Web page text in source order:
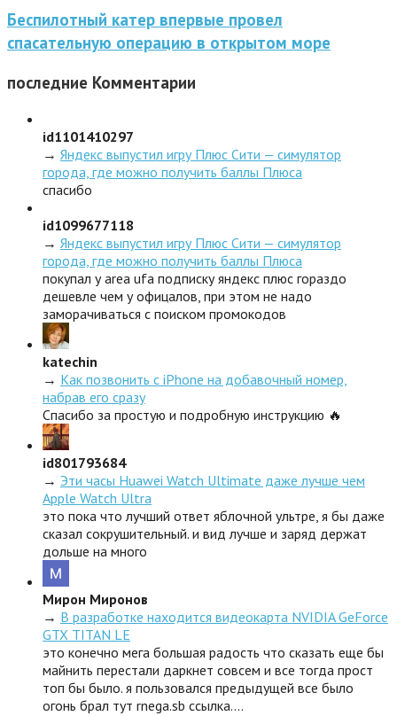
Беспилотный катер впервые провел
спасательную операцию в открытом море
последние Комментарии
id1101410297
→ Яндекс выпустил игру Плюс Сити — симулятор
города, где можно получить баллы Плюса
спасибо
id1099677118
→ Яндекс выпустил игру Плюс Сити — симулятор
города, где можно получить баллы Плюса
покупал у area ufa подписку яндекс плюс гораздо
дешевле чем у офицалов, при этом не надо
заморачиваться с поиском промокодов
katechin
→ Как позвонить с iPhone на добавочный номер,
набрав его сразу
Спасибо за простую и подробную инструкцию 🔥
id801793684
→ Эти часы Huawei Watch Ultimate даже лучше чем
Apple Watch Ultra
это пока что лучший ответ яблочной ультре, я бы даже
сказал сокрушительный. и вид лучше и заряд держат
дольше на много
Мирон Миронов
→ В разработке находится видеокарта NVIDIA GeForce
GTX TITAN LE
это конечно мега большая радость что сказать еще бы
майнить перестали даркнет совсем и все тогда прост
топ бы было. я пользовался предыдущей все было
огонь брал тут rnega.sb ссылка.…